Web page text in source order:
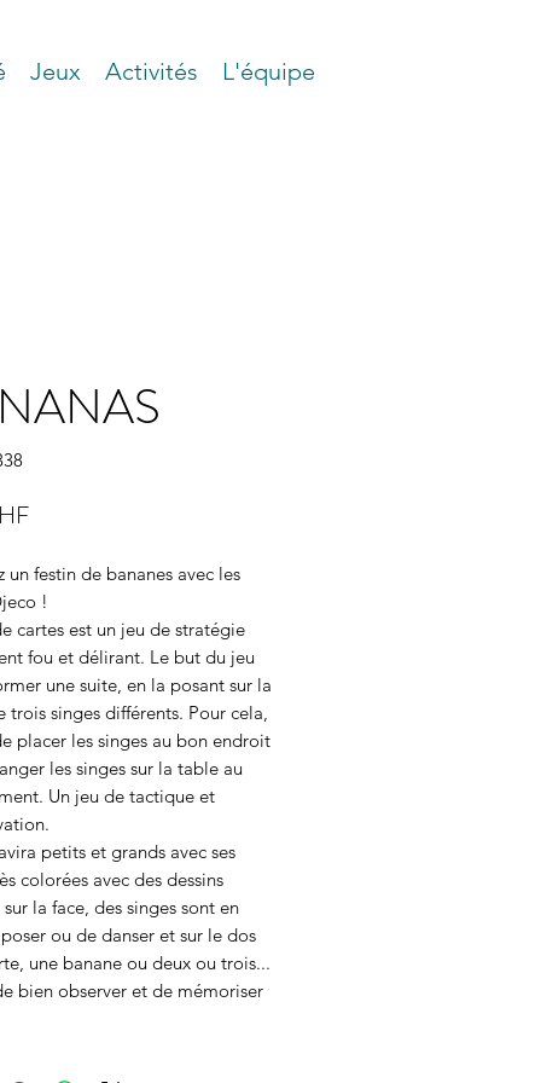
Jeux Activités L'équipe
Prix
un festin de bananes avec les
!
cartes est un jeu de stratégie
fou et délirant. Le but du jeu
une suite, en la posant sur la
trois singes différents. Pour cela,
placer les singes au bon endroit
les singes sur la table au
Un jeu de tactique et
petits et grands avec ses
colorées avec des dessins
la face, des singes sont en
ou de danser et sur le dos
une banane ou deux ou trois...
bien observer et de mémoriser